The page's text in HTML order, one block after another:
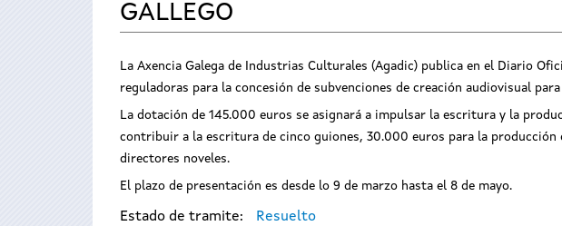
usted
aquí
GALLEGO
La Axencia Galega de Industrias Culturales (Agadic) publica en el Diario
reguladoras para la concesión de subvenciones de creación audiovisual
La dotación de 145.000 euros se asignará a impulsar la escritura y la
contribuir a la escritura de cinco guiones, 30.000 euros para la
directores noveles.
El plazo de presentación es desde lo 9 de marzo hasta el 8 de mayo.
Estado de tramite: Resuelto